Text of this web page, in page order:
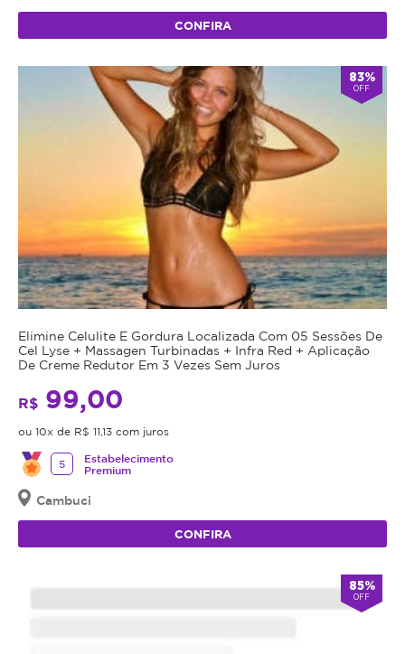
CONFIRA
83%
OFF
Elimine Celulite E Gordura Localizada Com 05 Sessões De
Cel Lyse + Massagen Turbinadas + Infra Red + Aplicação
De Creme Redutor Em 3 Vezes Sem Juros
R$ 99,00
ou 10x de R$ 11,13 com juros
5
Estabelecimento
Premium
Cambuci
CONFIRA
85%
OFF